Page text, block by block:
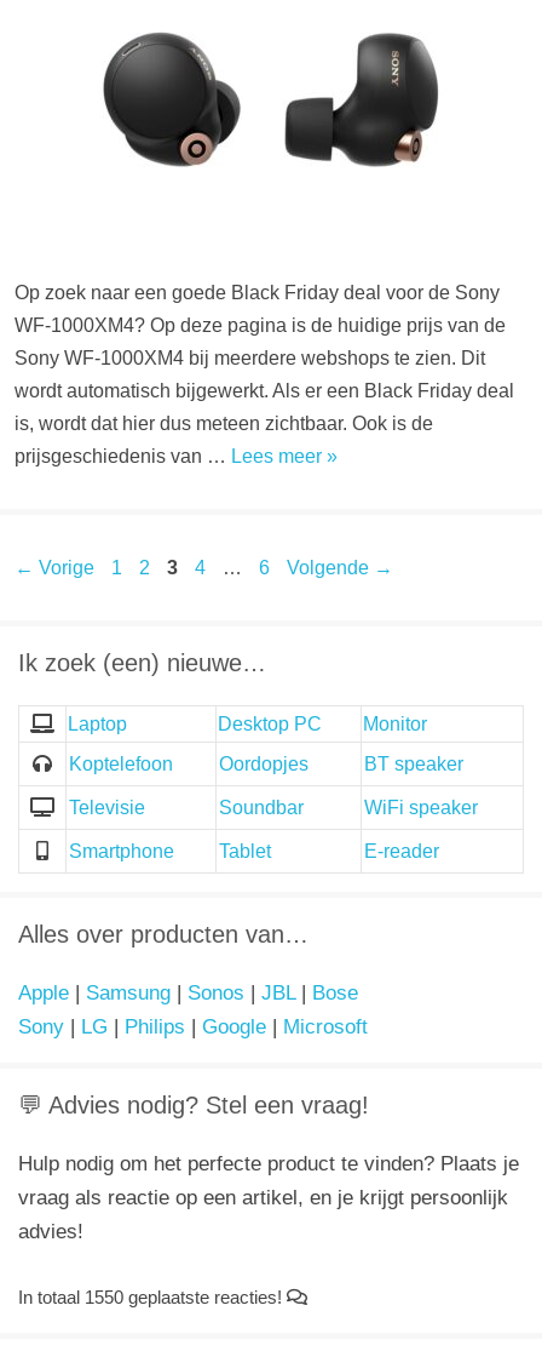
Op zoek naar een goede Black Friday deal voor de Sony
WF-1000XM4? Op deze pagina is de huidige prijs van de
Sony WF-1000XM4 bij meerdere webshops te zien. Dit
wordt automatisch bijgewerkt. Als er een Black Friday deal
is, wordt dat hier dus meteen zichtbaar. Ook is de
prijsgeschiedenis van … Lees meer »
← Vorige Pagina
1 Pagina
2 Pagina
3 Pagina
4 … Pagina
6 Volgende →
Ik zoek (een) nieuwe…
Laptop Desktop PC
Monitor
Koptelefoon
Oordopjes BT speaker
Televisie Soundbar WiFi speaker
Smartphone Tablet E-reader
Alles over producten van…
Apple | Samsung | Sonos | JBL| Bose
Sony | LG | Philips | Google | Microsoft
💬 Advies nodig? Stel een vraag!
Hulp nodig om het perfecte product te vinden? Plaats je
vraag als reactie op een artikel, en je krijgt persoonlijk
advies!
In totaal 1550 geplaatste reacties!